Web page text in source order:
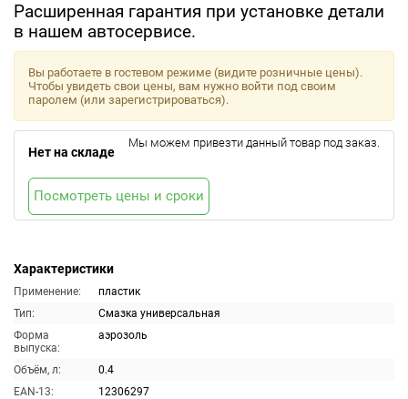
Расширенная гарантия при установке детали
в нашем автосервисе.
Характеристики
Применение:
пластик
Тип:
Смазка универсальная
Форма
выпуска:
аэрозоль
Объём, л:
0.4
EAN-13:
12306297
Вы работаете в гостевом режиме (видите розничные цены).
Чтобы увидеть свои цены, вам нужно войти под своим
паролем (или зарегистрироваться).
Нет на складе
Мы можем привезти данный товар под заказ.
Посмотреть цены и сроки